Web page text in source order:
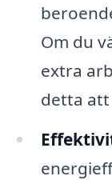
Om du
extra
detta